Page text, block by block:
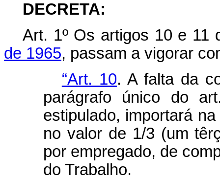
DECRETA:
Art. 1º Os artigos 10 e 11
de 1965, passam a vigorar
“Art. 10. A falta da
parágrafo único do
estipulado, importará
no valor de 1/3 (um
por empregado, de
do Trabalho.